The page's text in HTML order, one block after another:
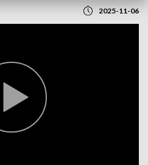
2025-11-06